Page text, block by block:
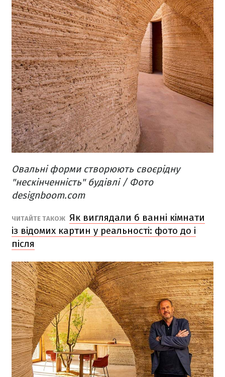
Овальні форми створюють своєрідну
"нескінченність" будівлі / Фото
designboom.com
ЧИТАЙТЕ ТАКОЖ Як виглядали б ванні кімнати
із відомих картин у реальності: фото до і
після